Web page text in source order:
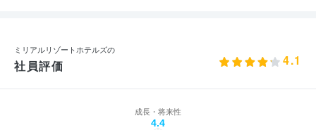
ミリアルリゾートホテルズの
社員評価 4.1
成長・将来性
4.4